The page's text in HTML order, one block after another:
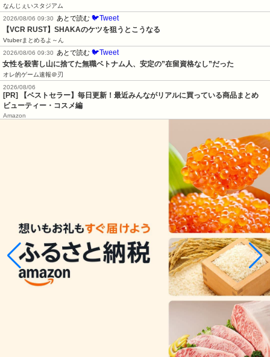
なんじぇいスタジアム
2026/08/06 09:30
あとで読む 🐦Tweet
【VCR RUST】SHAKAのケツを狙うとこうなる
Vtuberまとめるよ～ん
2026/08/06 09:30
あとで読む 🐦Tweet
女性を殺害し山に捨てた無職ベトナム人、安定の”在留資格なし”だった
オレ的ゲーム速報＠刃
2026/08/06
[PR] 【ベストセラー】毎日更新！最近みんながリアルに買っている商品まとめ
ビューティー・コスメ編
Amazon